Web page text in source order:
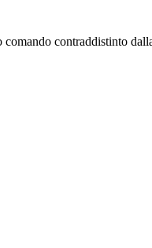
contraddistinto